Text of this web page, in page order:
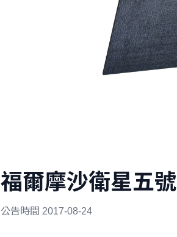
福爾摩沙衛星五號
公告時間 2017-08-24